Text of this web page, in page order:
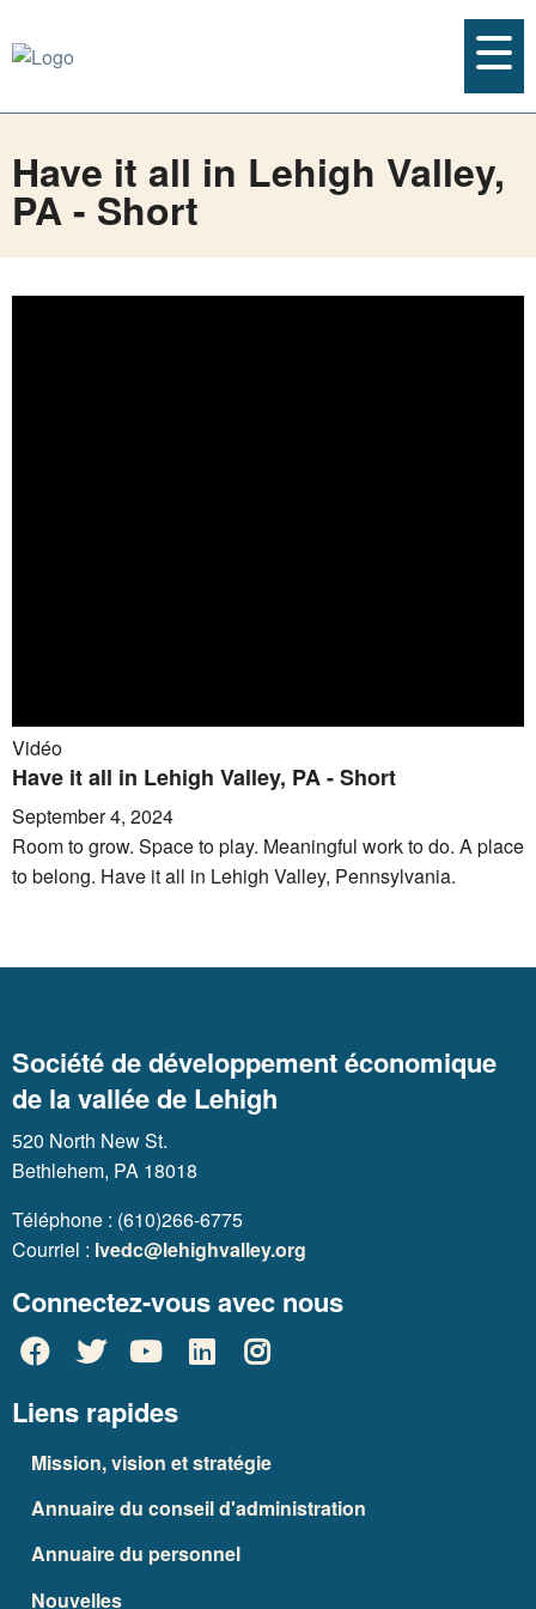
Have it all in Lehigh Valley,
PA - Short
Vidéo
Have it all in Lehigh Valley, PA - Short
September 4, 2024
Room to grow. Space to play. Meaningful work to do. A place
to belong. Have it all in Lehigh Valley, Pennsylvania.
Société de développement économique
de la vallée de Lehigh
520 North New St.
Bethlehem, PA 18018
Téléphone : (610)266-6775
Courriel : lvedc@lehighvalley.org
Connectez-vous avec nous
Liens rapides
Mission, vision et stratégie
Annuaire du conseil d'administration
Annuaire du personnel
Nouvelles